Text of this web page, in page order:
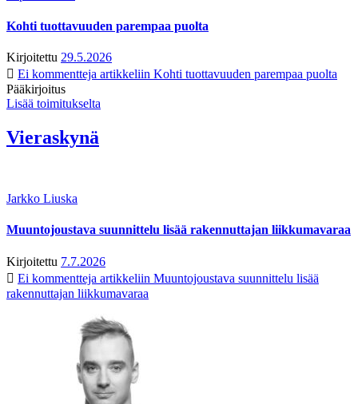
Kohti tuottavuuden parempaa puolta
Kirjoitettu 29.5.2026
Ei kommentteja artikkeliin Kohti tuottavuuden parempaa puolta
Pääkirjoitus
Lisää toimitukselta
Vieraskynä
Jarkko Liuska
Muuntojoustava suunnittelu lisää rakennuttajan liikkumavaraa
Kirjoitettu 7.7.2026
Ei kommentteja artikkeliin Muuntojoustava suunnittelu lisää
rakennuttajan liikkumavaraa